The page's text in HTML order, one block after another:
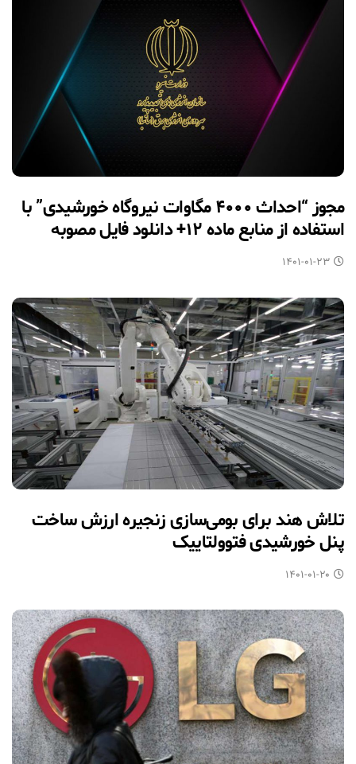
مجوز “احداث ۴۰۰۰ مگاوات نیروگاه خورشیدی” با
استفاده از منابع ماده ۱۲+ دانلود فایل مصوبه
۱۴۰۱-۰۱-۲۳
تلاش هند برای بومی‌سازی زنجیره ارزش ساخت
پنل خورشیدی فتوولتاییک
۱۴۰۱-۰۱-۲۰